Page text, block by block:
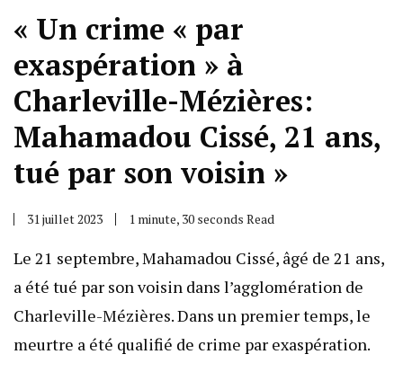
« Un crime « par
exaspération » à
Charleville-Mézières:
Mahamadou Cissé, 21 ans,
tué par son voisin »
31 juillet 2023 1 minute, 30 seconds Read
Le 21 septembre, Mahamadou Cissé, âgé de 21 ans,
a été tué par son voisin dans l’agglomération de
Charleville-Mézières. Dans un premier temps, le
meurtre a été qualifié de crime par exaspération.